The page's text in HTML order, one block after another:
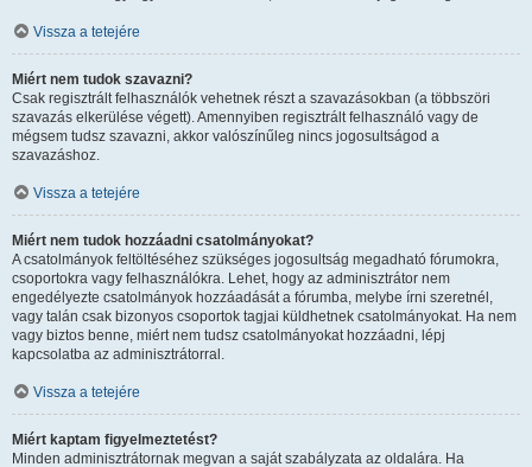
Vissza a tetejére
Miért nem tudok szavazni?
Csak regisztrált felhasználók vehetnek részt a szavazásokban (a többszöri
szavazás elkerülése végett). Amennyiben regisztrált felhasználó vagy de
mégsem tudsz szavazni, akkor valószínűleg nincs jogosultságod a
szavazáshoz.
Vissza a tetejére
Miért nem tudok hozzáadni csatolmányokat?
A csatolmányok feltöltéséhez szükséges jogosultság megadható fórumokra,
csoportokra vagy felhasználókra. Lehet, hogy az adminisztrátor nem
engedélyezte csatolmányok hozzáadását a fórumba, melybe írni szeretnél,
vagy talán csak bizonyos csoportok tagjai küldhetnek csatolmányokat. Ha nem
vagy biztos benne, miért nem tudsz csatolmányokat hozzáadni, lépj
kapcsolatba az adminisztrátorral.
Vissza a tetejére
Miért kaptam figyelmeztetést?
Minden adminisztrátornak megvan a saját szabályzata az oldalára. Ha